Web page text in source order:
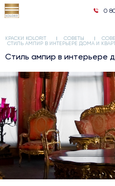
0
КРАСКИ KOLORIT СОВЕТЫ
СТИЛЬ АМПИР В ИНТЕРЬЕРЕ ДОМА И